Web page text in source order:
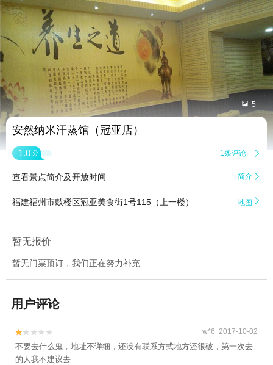
 5
安然纳米汗蒸馆（冠亚店）
1.0 分 1条评论 
查看景点简介及开放时间 简介 
福建福州市鼓楼区冠亚美食街1号115（上一楼） 地图 
暂无报价
暂无门票预订，我们正在努力补充
用户评论

 w*6 2017-10-02
不要去什么鬼，地址不详细，还没有联系方式地方还很破，第一次去
的人我不建议去
